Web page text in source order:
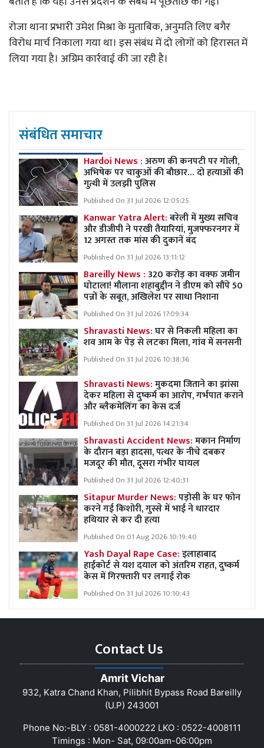
रोजा थाना प्रभारी उमेश मिश्रा के मुताबिक, अनुमति लिए बगैर
विरोध मार्च निकाला गया था। इस संबंध में दो लोगों को हिरासत में
लिया गया है। अग्रिम कार्रवाई की जा रही है।
संबंधित समाचार
Hardoi News :अरुण की कनपटी पर गोली,
अभिषेक पर चाकुओं की बौछार… दो हत्याओं की
गुत्थी में उलझी पुलिस
Published On 31 Jul 2026 12:05:25
Kanwar Yatra Alert:बरेली में मुख्य सचिव
और डीजीपी ने परखी तैयारियां, मुजफ्फरनगर में
12 अगस्त तक मांस की दुकानें बंद
Published On 31 Jul 2026 13:11:12
Bareilly News :320 करोड़ का वक्फ जमीन
घोटाला! मौलाना शहाबुद्दीन ने डीएम को सौंपे 50
पन्नों के सबूत, अखिलेश पर साधा निशाना
Published On 31 Jul 2026 17:09:34
Shravasti News:घर से निकली महिला का
शव आम के पेड़ से लटका मिला, गांव में सनसनी
Published On 31 Jul 2026 10:38:36
Shravasti News:मुकदमा जिताने का झांसा
देकर महिला से दुष्कर्म का आरोप, गर्भपात कराने
और ब्लैकमेलिंग का केस दर्ज
Published On 31 Jul 2026 14:21:34
Shravasti Accident News:मकान निर्माण
के दौरान बड़ा हादसा, पत्थर के नीचे दबकर
मजदूर की मौत, दूसरा गंभीर घायल
Published On 31 Jul 2026 12:40:31
Sitapur Murder News:पड़ोसी के घर फोन
करने गई किशोरी, गुस्से में भाई ने धारदार
हथियार से कर दी हत्या
Published On 01 Aug 2026 10:19:40
Yash Dayal Rape Case:इलाहाबाद
हाईकोर्ट से यश दयाल को अंतरिम राहत, दुष्कर्म
केस में गिरफ्तारी पर लगाई रोक
Published On 31 Jul 2026 10:10:43
Contact Us
Amrit Vichar
932, Katra Chand Khan, Pilibhit Bypass Road Bareilly
(U.P) 243001
Phone No:-BLY : 0581-4000222 LKO : 0522-4008111
Timings : Mon- Sat, 09:00am-06:00pm